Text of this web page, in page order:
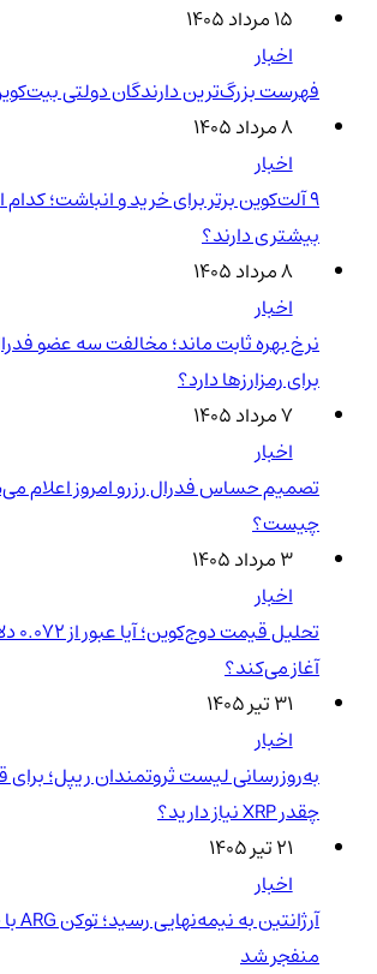
۱۵ مرداد ۱۴۰۵
اخبار
فهرست بزرگ‌ترین دارندگان دولتی بیت‌کوین
۸ مرداد ۱۴۰۵
اخبار
۹ آلت‌کوین برتر برای خرید و انباشت؛ کدام
بیشتری دارند؟
۸ مرداد ۱۴۰۵
اخبار
نرخ بهره ثابت ماند؛ مخالفت سه عضو
برای رمزارزها دارد؟
۷ مرداد ۱۴۰۵
اخبار
تصمیم حساس فدرال رزرو امروز اعلام
چیست؟
۳ مرداد ۱۴۰۵
اخبار
تحلیل
آغاز می‌کند؟
۳۱ تیر ۱۴۰۵
اخبار
چقدر XRP نیاز دارید؟
۲۱ تیر ۱۴۰۵
اخبار
منفجر شد